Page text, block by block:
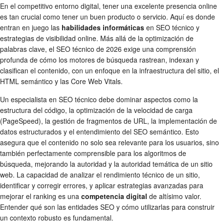
En el competitivo entorno digital, tener una excelente presencia online
es tan crucial como tener un buen producto o servicio. Aquí es donde
entran en juego las habilidades informáticas en SEO técnico y
estrategias de visibilidad online. Más allá de la optimización de
palabras clave, el SEO técnico de 2026 exige una comprensión
profunda de cómo los motores de búsqueda rastrean, indexan y
clasifican el contenido, con un enfoque en la infraestructura del sitio, el
HTML semántico y las Core Web Vitals.
Un especialista en SEO técnico debe dominar aspectos como la
estructura del código, la optimización de la velocidad de carga
(PageSpeed), la gestión de fragmentos de URL, la implementación de
datos estructurados y el entendimiento del SEO semántico. Esto
asegura que el contenido no solo sea relevante para los usuarios, sino
también perfectamente comprensible para los algoritmos de
búsqueda, mejorando la autoridad y la autoridad temática de un sitio
web. La capacidad de analizar el rendimiento técnico de un sitio,
identificar y corregir errores, y aplicar estrategias avanzadas para
mejorar el ranking es una competencia digital de altísimo valor.
Entender qué son las entidades SEO y cómo utilizarlas para construir
un contexto robusto es fundamental.